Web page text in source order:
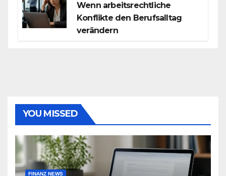
Wenn arbeitsrechtliche
Konflikte den Berufsalltag
verändern
YOU MISSED
FINANZ NEWS